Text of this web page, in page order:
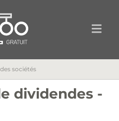
sociétés
dividendes -